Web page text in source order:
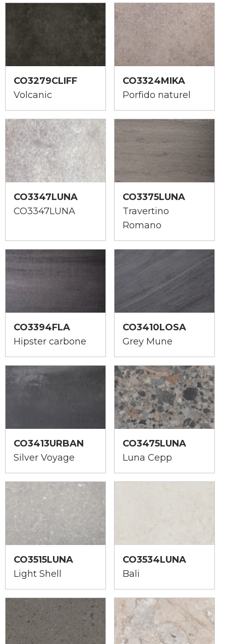
CO3279CLIFF
Volcanic
CO3324MIKA
Porfido naturel
CO3347LUNA
CO3347LUNA
CO3375LUNA
Travertino
Romano
CO3394FLA
Hipster carbone
CO3410LOSA
Grey Mune
CO3413URBAN
Silver Voyage
CO3475LUNA
Luna Cepp
CO3515LUNA
Light Shell
CO3534LUNA
Bali